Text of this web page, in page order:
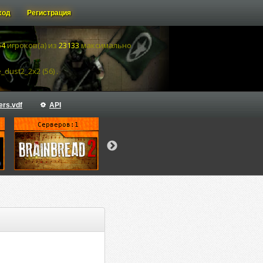
Регистрация
игроков(а) из 23133максимально
(56) .
API
Серверов:1